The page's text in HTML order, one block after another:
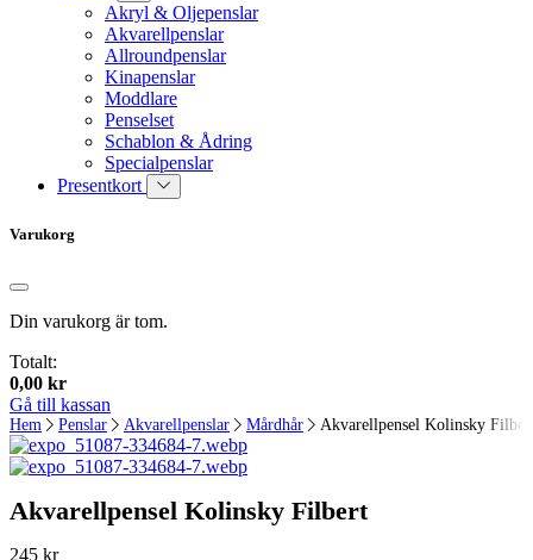
Akryl & Oljepenslar
Akvarellpenslar
Allroundpenslar
Kinapenslar
Moddlare
Penselset
Schablon & Ådring
Specialpenslar
Presentkort
Varukorg
Din varukorg är tom.
Totalt:
0,00 kr
Gå till kassan
Hem Penslar Akvarellpenslar Mårdhår Akvarellpensel Kolinsky
Akvarellpensel Kolinsky Filbert
245 kr